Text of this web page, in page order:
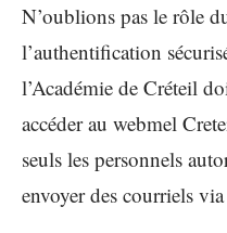
N’oublions pas le rôle
l’authentification
l’Académie de Créteil
accéder au webmel
seuls les personnels
envoyer des courriels